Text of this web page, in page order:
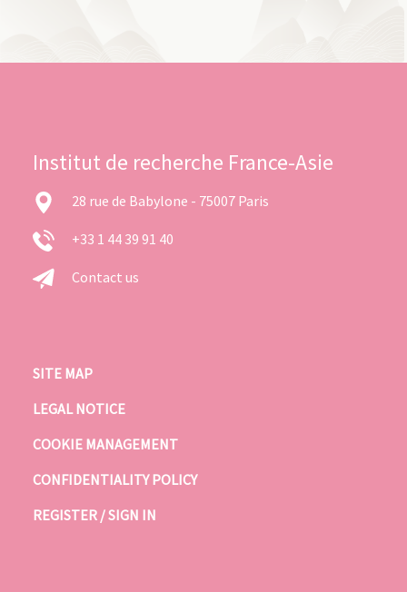
Institut de recherche France-Asie
28 rue de Babylone - 75007 Paris
+33 1 44 39 91 40
Contact us
SITE MAP
LEGAL NOTICE
COOKIE MANAGEMENT
CONFIDENTIALITY POLICY
REGISTER / SIGN IN